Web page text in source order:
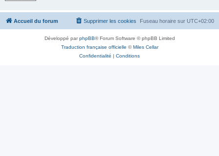
Accueil du forum Fuseau horaire sur UTC+02:00
Supprimer les cookies
Développé parphpBB® Forum Software © phpBB Limited
Traduction française officielle ©Miles Cellar
Confidentialité | Conditions